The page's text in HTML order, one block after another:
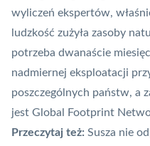
wyliczeń ekspertów,
ludzkość zużyła zasoby
potrzeba dwanaście
nadmiernej eksploatacji
poszczególnych państw, a
jest Global Footprint
Przeczytaj też: Susza nie